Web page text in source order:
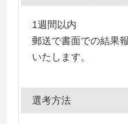
1週間以内
郵送で書面での結果
いたします。
選考方法